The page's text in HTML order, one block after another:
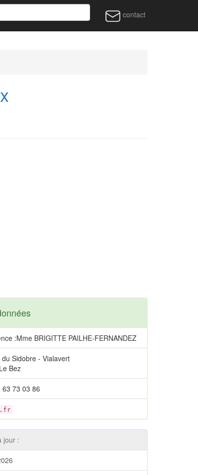
contact
:Mme BRIGITTE PAILHE-FERNANDEZ
du Sidobre - Vialavert
Bez
63 73 03 86
jour :